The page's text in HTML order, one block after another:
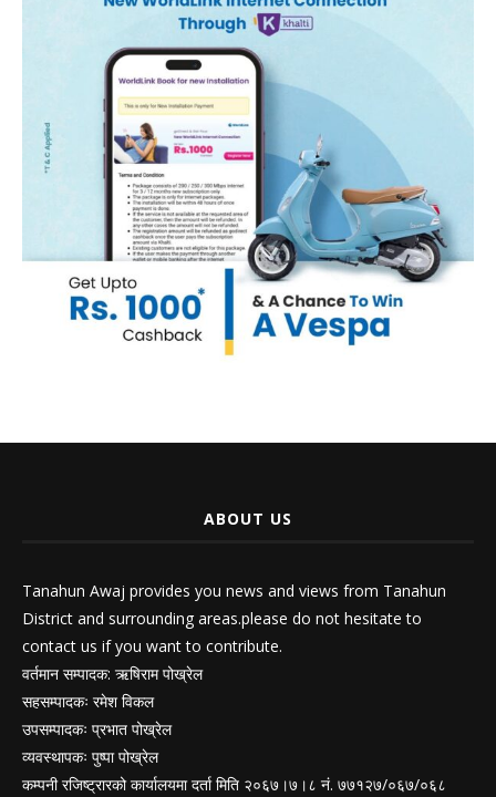
ABOUT US
Tanahun Awaj provides you news and views from Tanahun
District and surrounding areas.please do not hesitate to
contact us if you want to contribute.
वर्तमान सम्पादक: ऋषिराम पोख्रेल
सहसम्पादकः रमेश विकल
उपसम्पादकः प्रभात पोख्रेल
व्यवस्थापकः पुष्पा पोख्रेल
कम्पनी रजिष्ट्रारको कार्यालयमा दर्ता मिति २०६७।७।८ नं. ७७१२७/०६७/०६८